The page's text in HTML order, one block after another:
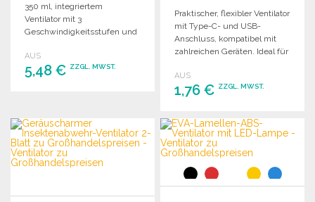
350 ml, integriertem
Ventilator mit 3
Geschwindigkeitsstufen und
unterwegs.
AUS
5,48 € ZZGL. MWST.
Angebot anfordern
Praktischer, flexibler Ventilator
mit Type-C- und USB-
Anschluss, kompatibel mit
zahlreichen Geräten. Ideal für
AUS
1,76 € ZZGL. MWST.
BESTELLEN
Angebot anfordern